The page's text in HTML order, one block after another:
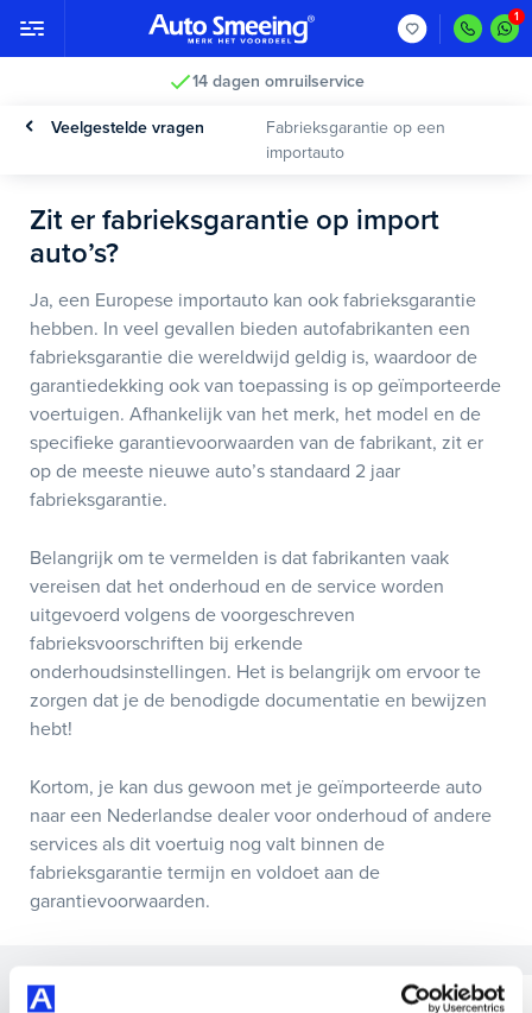
14 dagen omruilservice
Veelgestelde vragen
Fabrieksgarantie op een
importauto
Zit er fabrieksgarantie op import
auto’s?
Ja, een Europese importauto kan ook fabrieksgarantie
hebben. In veel gevallen bieden autofabrikanten een
fabrieksgarantie die wereldwijd geldig is, waardoor de
garantiedekking ook van toepassing is op geïmporteerde
voertuigen. Afhankelijk van het merk, het model en de
specifieke garantievoorwaarden van de fabrikant, zit er
op de meeste nieuwe auto’s standaard 2 jaar
fabrieksgarantie.
Belangrijk om te vermelden is dat fabrikanten vaak
vereisen dat het onderhoud en de service worden
uitgevoerd volgens de voorgeschreven
fabrieksvoorschriften bij erkende
onderhoudsinstellingen. Het is belangrijk om ervoor te
zorgen dat je de benodigde documentatie en bewijzen
hebt!
Kortom, je kan dus gewoon met je geïmporteerde auto
naar een Nederlandse dealer voor onderhoud of andere
services als dit voertuig nog valt binnen de
fabrieksgarantie termijn en voldoet aan de
garantievoorwaarden.